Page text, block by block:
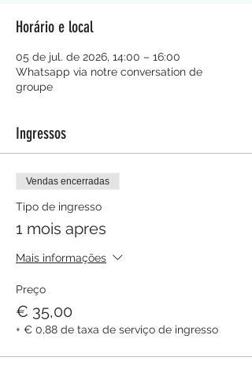
Horário e local
05 de jul. de 2026, 14:00 – 16:00
Whatsapp via notre conversation de
groupe
Ingressos
Vendas encerradas
Tipo de ingresso
1 mois apres
Mais informações
Preço
€ 35,00
+ € 0,88 de taxa de serviço de ingresso